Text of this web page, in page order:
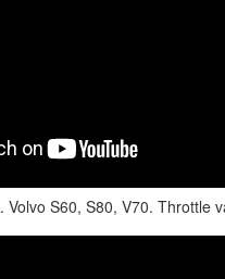
Volvo S60, S80, V70. Throttle